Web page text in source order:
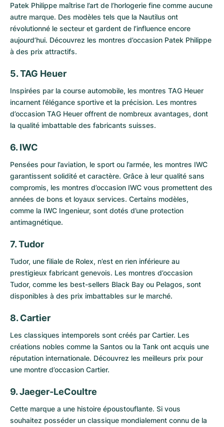
Patek Philippe maîtrise l’art de l’horlogerie fine comme aucune
autre marque. Des modèles tels que la Nautilus ont
révolutionné le secteur et gardent de l’influence encore
aujourd’hui. Découvrez les montres d’occasion Patek Philippe
à des prix attractifs.
5. TAG Heuer
Inspirées par la course automobile, les montres TAG Heuer
incarnent l’élégance sportive et la précision. Les montres
d’occasion TAG Heuer offrent de nombreux avantages, dont
la qualité imbattable des fabricants suisses.
6. IWC
Pensées pour l’aviation, le sport ou l’armée, les montres IWC
garantissent solidité et caractère. Grâce à leur qualité sans
compromis, les montres d’occasion IWC vous promettent des
années de bons et loyaux services. Certains modèles,
comme la IWC Ingenieur, sont dotés d’une protection
antimagnétique.
7. Tudor
Tudor, une filiale de Rolex, n’est en rien inférieure au
prestigieux fabricant genevois. Les montres d’occasion
Tudor, comme les best-sellers Black Bay ou Pelagos, sont
disponibles à des prix imbattables sur le marché.
8. Cartier
Les classiques intemporels sont créés par Cartier. Les
créations nobles comme la Santos ou la Tank ont acquis une
réputation internationale. Découvrez les meilleurs prix pour
une montre d’occasion Cartier.
9. Jaeger-LeCoultre
Cette marque a une histoire époustouflante. Si vous
souhaitez posséder un classique mondialement connu de la